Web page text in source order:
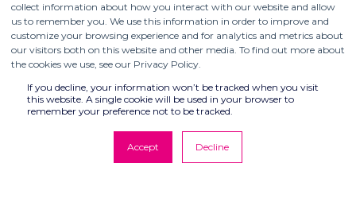
collect information about how you interact with our website and allow
us to remember you. We use this information in order to improve and
customize your browsing experience and for analytics and metrics about
our visitors both on this website and other media. To find out more about
the cookies we use, see our Privacy Policy.
If you decline, your information won’t be tracked when you visit
this website. A single cookie will be used in your browser to
remember your preference not to be tracked.
Accept Decline